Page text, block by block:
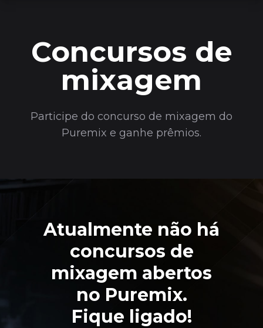
Concursos de
mixagem
Participe do concurso de mixagem do
Puremix e ganhe prêmios.
Atualmente não há
concursos de
mixagem abertos
no Puremix.
Fique ligado!